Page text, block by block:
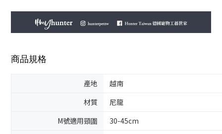
商品規格
產地
越南
材質
尼龍
M號適用頸圍
30-45cm